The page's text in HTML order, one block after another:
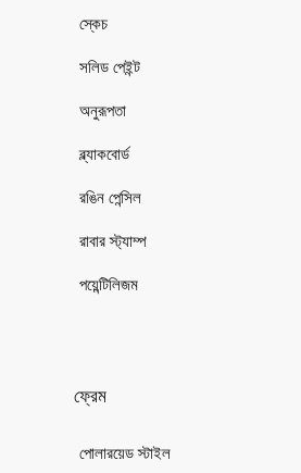
স্কেচ
সলিড পেইন্ট
অনুরূপতা
ব্ল্যাকবোর্ড
রঙিন পেন্সিল
রাবার স্ট্যাম্প
পয়েন্টিলিজম
ফ্রেম
পোলারয়েড স্টাইল